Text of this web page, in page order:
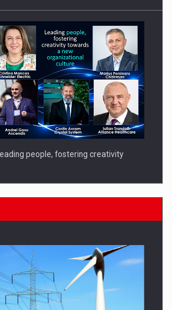
people, fostering creativity